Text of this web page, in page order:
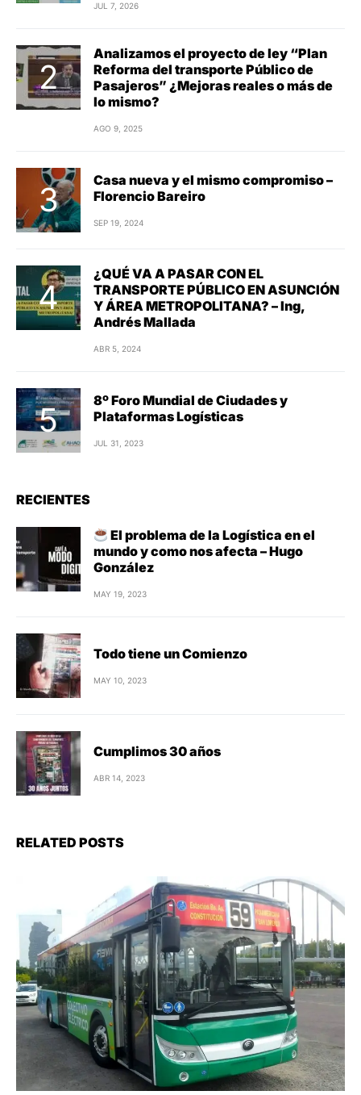
JUL 7, 2026
Analizamos el proyecto de ley “Plan
Reforma del transporte Público de
Pasajeros” ¿Mejoras reales o más de
lo mismo?
AGO 9, 2025
Casa nueva y el mismo compromiso –
Florencio Bareiro
SEP 19, 2024
¿QUÉ VA A PASAR CON EL
TRANSPORTE PÚBLICO EN ASUNCIÓN
Y ÁREA METROPOLITANA? – Ing,
Andrés Mallada
ABR 5, 2024
8º Foro Mundial de Ciudades y
Plataformas Logísticas
JUL 31, 2023
RECIENTES
El problema de la Logística en el
mundo y como nos afecta – Hugo
González
MAY 19, 2023
Todo tiene un Comienzo
MAY 10, 2023
Cumplimos 30 años
ABR 14, 2023
RELATED POSTS